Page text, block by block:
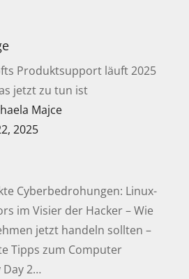
Produktsupport läuft 2025
jetzt zu tun ist
Majce
2025
Cyberbedrohungen: Linux-
im Visier der Hacker – Wie
jetzt handeln sollten –
Tipps zum Computer
Day 2…